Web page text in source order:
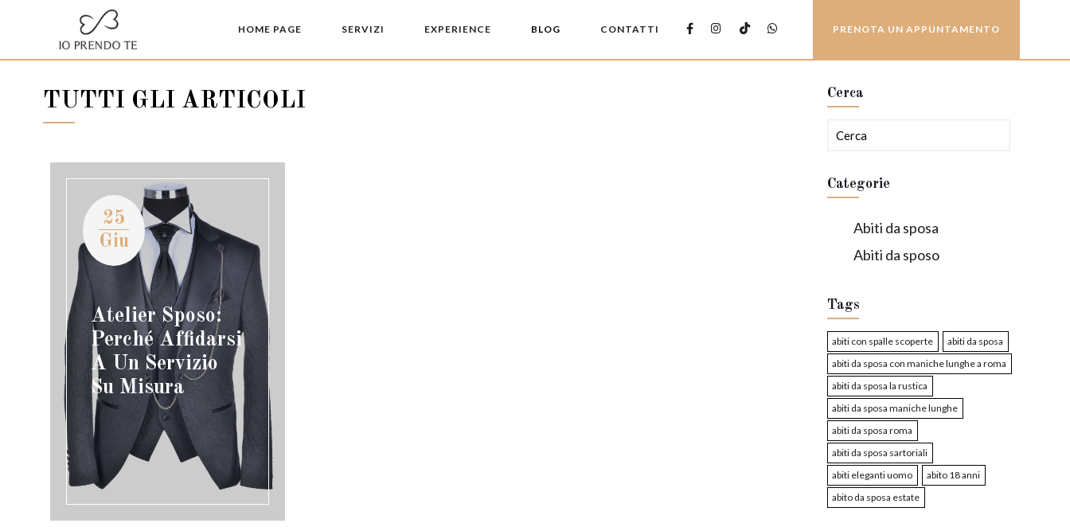
HOME PAGE SERVIZI EXPERIENCE BLOG CONTATTI PRENOTA UN APPUNTAMENTO
TUTTI GLI ARTICOLI
25
Giu
Atelier Sposo:
Perché Affidarsi
A Un Servizio
Su Misura
Cerca
Categorie
Abiti da sposa
Abiti da sposo
Tags
abiti con spalle scoperte
abiti da sposa
abiti da sposa con maniche lunghe a roma
abiti da sposa la rustica
abiti da sposa maniche lunghe
abiti da sposa roma
abiti da sposa sartoriali
abiti eleganti uomo
abito 18 anni
abito da sposa estate